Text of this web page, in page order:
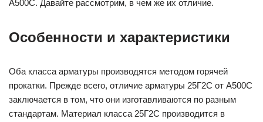
А500С. Давайте рассмотрим, в чем же их отличие.
Особенности и характеристики
Оба класса арматуры производятся методом горячей
прокатки. Прежде всего, отличие арматуры 25Г2С от А500С
заключается в том, что они изготавливаются по разным
стандартам. Материал класса 25Г2С производится в